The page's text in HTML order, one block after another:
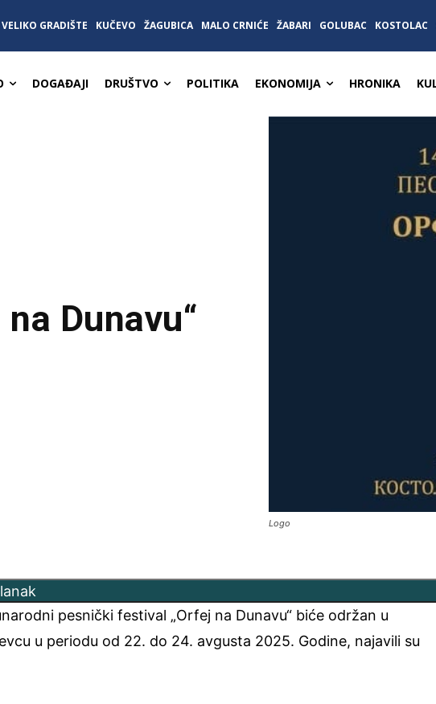
VELIKO GRADIŠTE KUČEVO ŽAGUBICA MALO CRNIĆE ŽABARI GOLUBAC KOSTOLAC
DOGAĐAJI DRUŠTVO POLITIKA EKONOMIJA HRONIKA
Dunavu“
Logo
pesnički festival „Orfej na Dunavu“ biće održan u
u periodu od 22. do 24. avgusta 2025. Godine, najavili su